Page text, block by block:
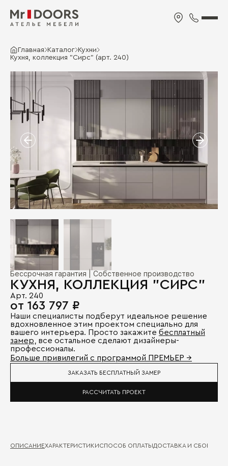
Главная Каталог Кухни
Кухня, коллекция "Сирс" (арт. 240)
Бессрочная гарантия | Собственное производство
КУХНЯ, КОЛЛЕКЦИЯ "СИРС"
Арт. 240
от 163 797 ₽
Наши специалисты подберут идеальное решение
вдохновленное этим проектом специально для
вашего интерьера. Просто закажите бесплатный
замер , все остальное сделают дизайнеры-
профессионалы.
Больше привилегий с программой ПРЕМЬЕР →
ЗАКАЗАТЬ БЕСПЛАТНЫЙ ЗАМЕР
РАССЧИТАТЬ ПРОЕКТ
ОПИСАНИЕХАРАКТЕРИСТИКИСПОСОБ ОПЛАТЫДОСТАВКА И СБОРКА